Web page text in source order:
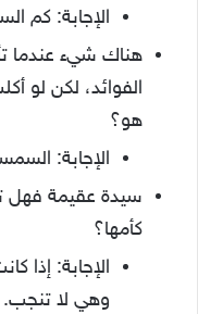
الإجابة: كم
هناك شيء عندما
الفوائد، لكن لو
هو؟
الإجابة:
سيدة عقيمة فهل
كأمها؟
الإجابة: إذا
وهي لا تنجب.